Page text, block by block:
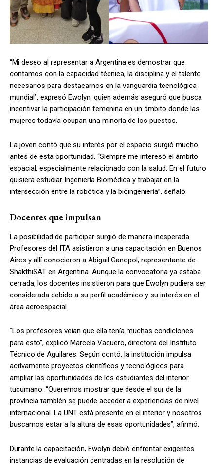
“Mi deseo al representar a Argentina es demostrar que
contamos con la capacidad técnica, la disciplina y el talento
necesarios para destacarnos en la vanguardia tecnológica
mundial”, expresó Ewolyn, quien además aseguró que busca
incentivar la participación femenina en un ámbito donde las
mujeres todavía ocupan una minoría de los puestos.
La joven contó que su interés por el espacio surgió mucho
antes de esta oportunidad. “Siempre me interesó el ámbito
espacial, especialmente relacionado con la salud. En el futuro
quisiera estudiar Ingeniería Biomédica y trabajar en la
intersección entre la robótica y la bioingeniería”, señaló.
Docentes que impulsan
La posibilidad de participar surgió de manera inesperada.
Profesores del ITA asistieron a una capacitación en Buenos
Aires y allí conocieron a Abigail Ganopol, representante de
ShakthiSAT en Argentina. Aunque la convocatoria ya estaba
cerrada, los docentes insistieron para que Ewolyn pudiera ser
considerada debido a su perfil académico y su interés en el
área aeroespacial.
“Los profesores veían que ella tenía muchas condiciones
para esto”, explicó Marcela Vaquero, directora del Instituto
Técnico de Aguilares. Según contó, la institución impulsa
activamente proyectos científicos y tecnológicos para
ampliar las oportunidades de los estudiantes del interior
tucumano. “Queremos mostrar que desde el sur de la
provincia también se puede acceder a experiencias de nivel
internacional. La UNT está presente en el interior y nosotros
buscamos estar a la altura de esas oportunidades”, afirmó.
Durante la capacitación, Ewolyn debió enfrentar exigentes
instancias de evaluación centradas en la resolución de